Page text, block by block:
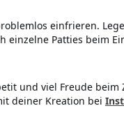
einfrieren.
einzelne Patties beim
und viel Freude
deiner Kreation bei